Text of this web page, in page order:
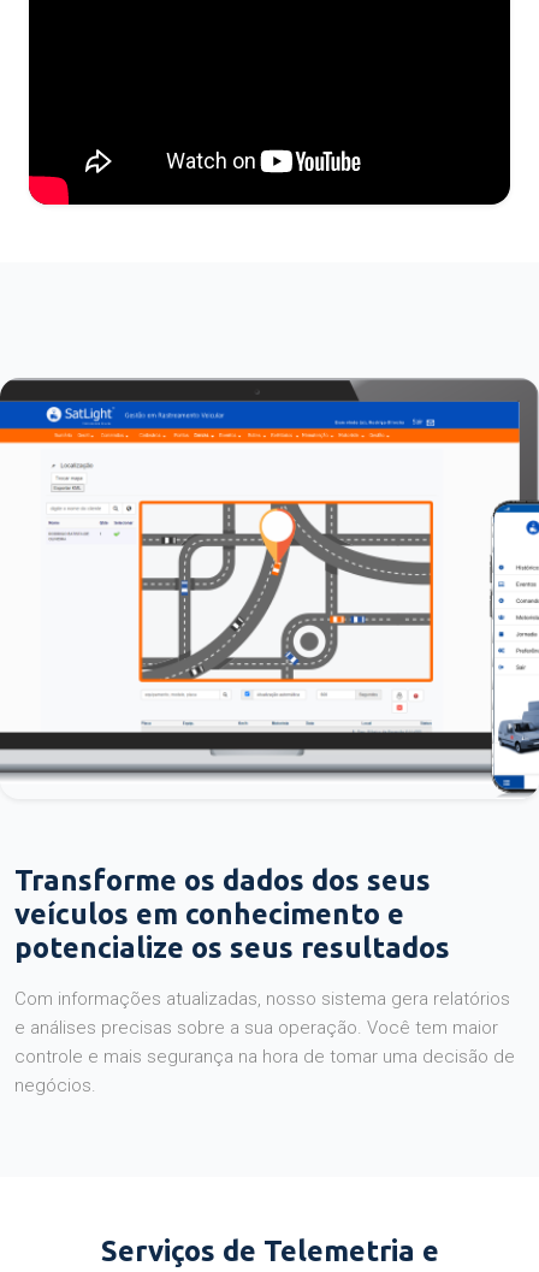
Transforme os dados dos seus
veículos em conhecimento e
potencialize os seus resultados
Com informações atualizadas, nosso sistema gera relatórios
e análises precisas sobre a sua operação. Você tem maior
controle e mais segurança na hora de tomar uma decisão de
negócios.
Serviços de Telemetria e